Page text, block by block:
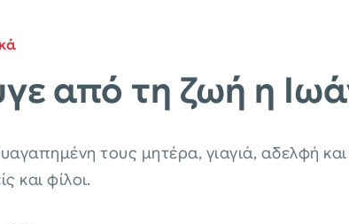
από τη ζωή η
τους μητέρα, γιαγιά, αδελφή
και φίλοι.